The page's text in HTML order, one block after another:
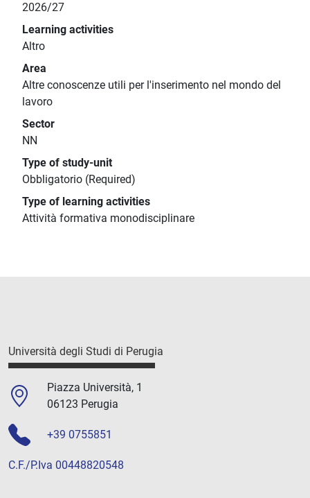
2026/27
Learning activities
Altro
Area
Altre conoscenze utili per l'inserimento nel mondo del
lavoro
Sector
NN
Type of study-unit
Obbligatorio (Required)
Type of learning activities
Attività formativa monodisciplinare
Università degli Studi di Perugia
Piazza Università, 1
06123 Perugia
+39 0755851
C.F./P.Iva 00448820548